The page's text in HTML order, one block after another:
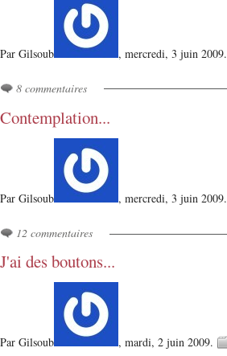
Par Gilsoub , mercredi, 3 juin 2009.
8 commentaires
Contemplation...
Par Gilsoub , mercredi, 3 juin 2009.
12 commentaires
J'ai des boutons...
Par Gilsoub , mardi, 2 juin 2009.